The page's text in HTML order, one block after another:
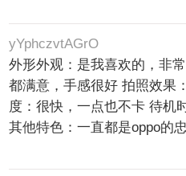
yYphczvtAGrO
外形外观：是我喜欢的，非
都满意，手感很好 拍照效果
度：很快，一点也不卡 待机
其他特色：一直都是oppo的